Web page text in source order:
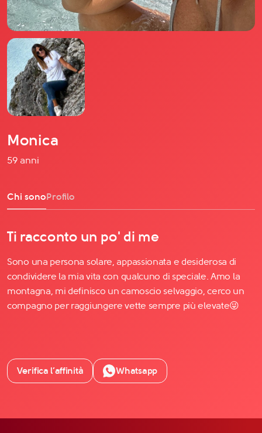
Facebook
YouTube
Instagram
TikTok
Monica
59 anni
Chi sonoProfilo
Ti racconto un po' di me
Sono una persona solare, appassionata e desiderosa di
condividere la mia vita con qualcuno di speciale. Amo la
montagna, mi definisco un camoscio selvaggio, cerco un
compagno per raggiungere vette sempre più elevate😜
Verifica l’affinità Whatsapp